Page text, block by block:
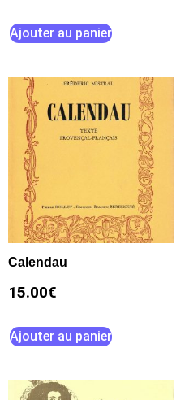
Ajouter au panier
Calendau
15.00€
Ajouter au panier